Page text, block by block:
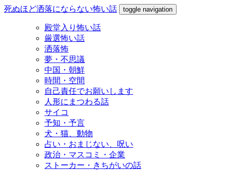
死ぬほど洒落にならない怖い話 toggle navigation
殿堂入り怖い話
厳選怖い話
洒落怖
夢・不思議
中国・朝鮮
時間・空間
自己責任でお願いします
人形にまつわる話
サイコ
予知・予言
犬・猫、動物
占い・おまじない、呪い
政治・マスコミ・企業
ストーカー・きちがいの話